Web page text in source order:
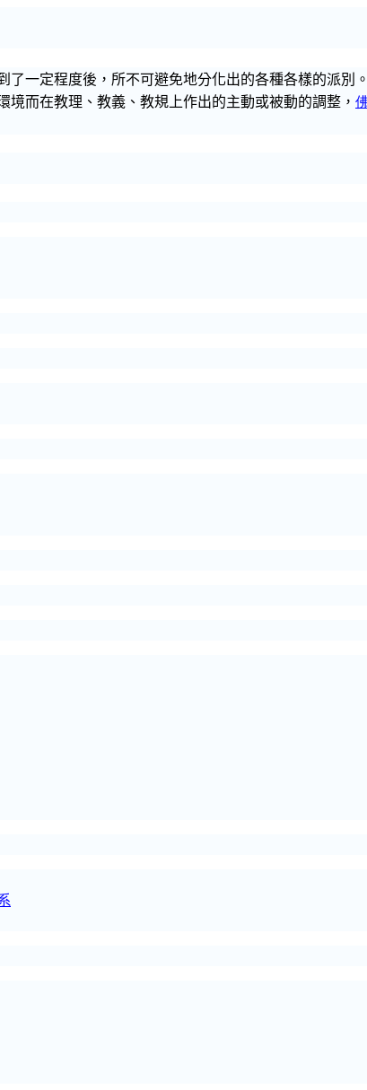
了一定程度後，所不可避免地分化出的各種各樣的派別
而在教理、教義、教規上作出的主動或被動的調整，